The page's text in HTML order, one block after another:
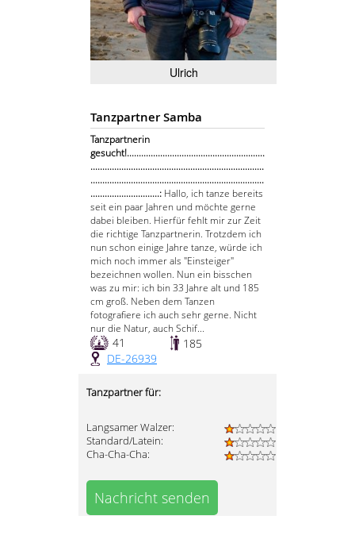
Ulrich
Tanzpartner Samba
Tanzpartnerin
gesucht!..........................................................
.........................................................................
.........................................................................
.............................: Hallo, ich tanze bereits
seit ein paar Jahren und möchte gerne
dabei bleiben. Hierfür fehlt mir zur Zeit
die richtige Tanzpartnerin. Trotzdem ich
nun schon einige Jahre tanze, würde ich
mich noch immer als "Einsteiger"
bezeichnen wollen. Nun ein bisschen
was zu mir: ich bin 33 Jahre alt und 185
cm groß. Neben dem Tanzen
fotografiere ich auch sehr gerne. Nicht
nur die Natur, auch Schif...
41
185
DE-26939
Tanzpartner für:
Langsamer Walzer:
Standard/Latein:
Cha-Cha-Cha:
Nachricht senden